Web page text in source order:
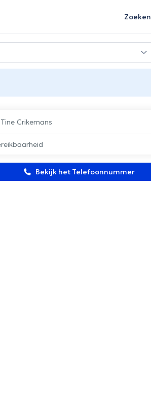
Zoeken
Tine Crikemans
Bekijk het Telefoonnummer